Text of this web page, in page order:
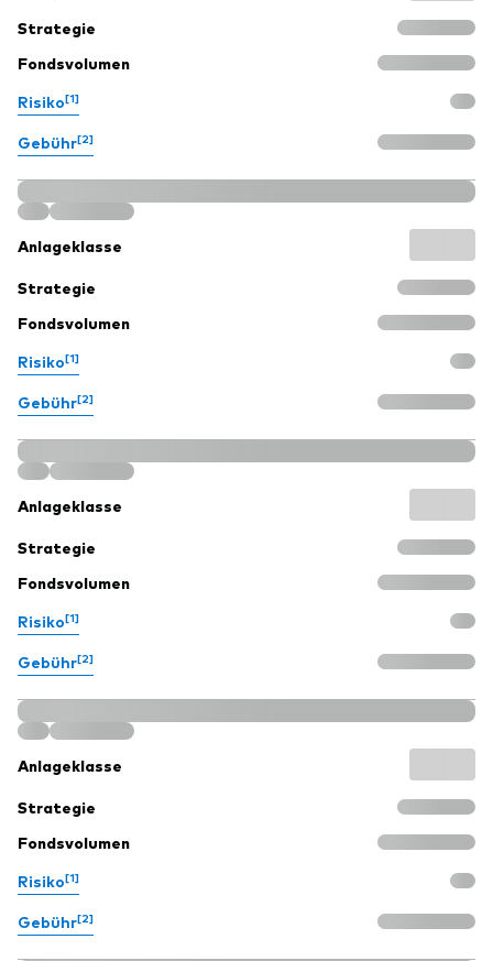
Strategie
Fondsvolumen
Risiko[1]
Gebühr[2]
Anlageklasse
Strategie
Fondsvolumen
Risiko[1]
Gebühr[2]
Anlageklasse
Strategie
Fondsvolumen
Risiko[1]
Gebühr[2]
Anlageklasse
Strategie
Fondsvolumen
Risiko[1]
Gebühr[2]